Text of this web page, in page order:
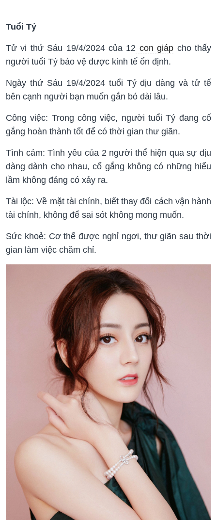
Tuổi Tý
Tử vi thứ Sáu 19/4/2024 của 12 con giáp cho thấy
người tuổi Tý bảo vệ được kinh tế ổn định.
Ngày thứ Sáu 19/4/2024 tuổi Tý dịu dàng và tử tế
bên cạnh người bạn muốn gắn bó dài lâu.
Công việc: Trong công việc, người tuổi Tý đang cố
gắng hoàn thành tốt để có thời gian thư giãn.
Tình cảm: Tình yêu của 2 người thể hiện qua sự dịu
dàng dành cho nhau, cố gắng không có những hiểu
lầm không đáng có xảy ra.
Tài lộc: Về mặt tài chính, biết thay đổi cách vận hành
tài chính, không để sai sót không mong muốn.
Sức khoẻ: Cơ thể được nghỉ ngơi, thư giãn sau thời
gian làm việc chăm chỉ.